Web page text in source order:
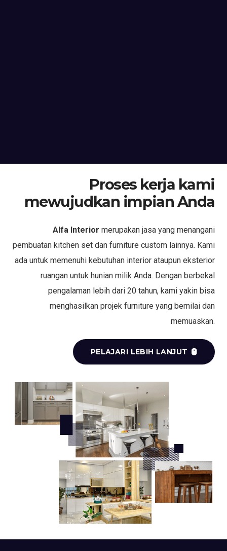
Proses kerja kami
mewujudkan impian Anda
Alfa Interior merupakan jasa yang menangani
pembuatan kitchen set dan furniture custom lainnya. Kami
ada untuk memenuhi kebutuhan interior ataupun eksterior
ruangan untuk hunian milik Anda. Dengan berbekal
pengalaman lebih dari 20 tahun, kami yakin bisa
menghasilkan projek furniture yang bernilai dan
memuaskan.
PELAJARI LEBIH LANJUT